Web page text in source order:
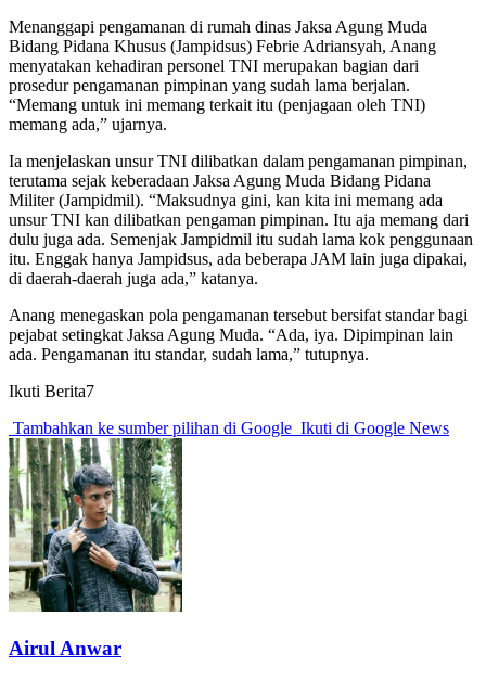
Menanggapi pengamanan di rumah dinas Jaksa Agung Muda
Bidang Pidana Khusus (Jampidsus) Febrie Adriansyah, Anang
menyatakan kehadiran personel TNI merupakan bagian dari
prosedur pengamanan pimpinan yang sudah lama berjalan.
“Memang untuk ini memang terkait itu (penjagaan oleh TNI)
memang ada,” ujarnya.
Ia menjelaskan unsur TNI dilibatkan dalam pengamanan pimpinan,
terutama sejak keberadaan Jaksa Agung Muda Bidang Pidana
Militer (Jampidmil). “Maksudnya gini, kan kita ini memang ada
unsur TNI kan dilibatkan pengaman pimpinan. Itu aja memang dari
dulu juga ada. Semenjak Jampidmil itu sudah lama kok penggunaan
itu. Enggak hanya Jampidsus, ada beberapa JAM lain juga dipakai,
di daerah-daerah juga ada,” katanya.
Anang menegaskan pola pengamanan tersebut bersifat standar bagi
pejabat setingkat Jaksa Agung Muda. “Ada, iya. Dipimpinan lain
ada. Pengamanan itu standar, sudah lama,” tutupnya.
Ikuti Berita7
Tambahkan ke sumber pilihan di Google Ikuti di Google News
Airul Anwar